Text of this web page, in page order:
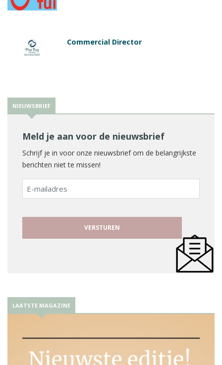
Commercial Director
NIEUWSBRIEF
Meld je aan voor de nieuwsbrief
Schrijf je in voor onze nieuwsbrief om de belangrijkste
berichten niet te missen!
E-
mailadres
LAATSTE MAGAZINE